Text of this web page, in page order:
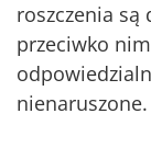
roszczenia
przeciwko
nienaruszone.